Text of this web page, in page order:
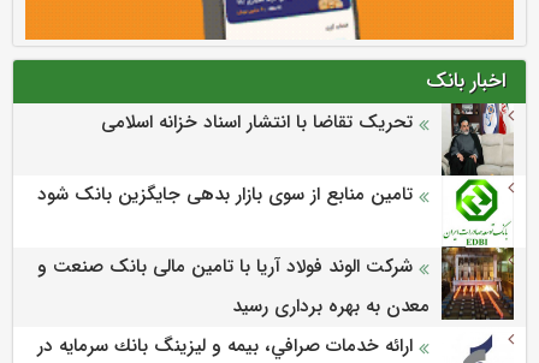
اخبار بانک
تحریک تقاضا با انتشار اسناد خزانه اسلامی
تامین منابع از سوی بازار بدهی جایگزین بانک شود
شرکت الوند فولاد آریا با تامین مالی بانک صنعت و
معدن به بهره برداری رسید
ارائه خدمات صرافي، بيمه و ليزينگ بانك سرمايه در